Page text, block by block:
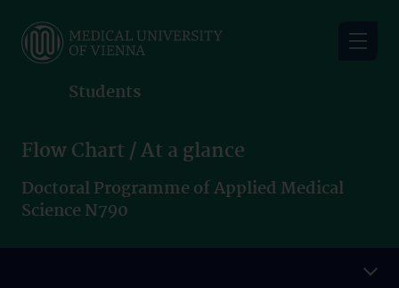
main
Students
Flow Chart / At a glance
Doctoral Programme of Applied Medical
Science N790